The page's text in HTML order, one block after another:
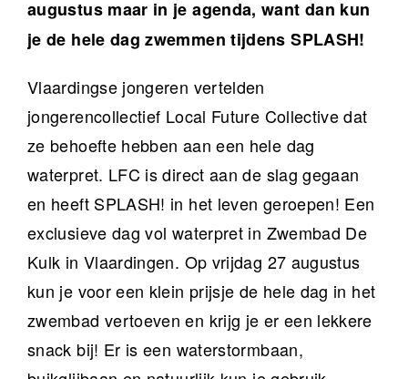
augustus maar in je agenda, want dan kun
je de hele dag zwemmen tijdens SPLASH!
Vlaardingse jongeren vertelden
jongerencollectief Local Future Collective dat
ze behoefte hebben aan een hele dag
waterpret. LFC is direct aan de slag gegaan
en heeft SPLASH! in het leven geroepen! Een
exclusieve dag vol waterpret in Zwembad De
Kulk in Vlaardingen. Op vrijdag 27 augustus
kun je voor een klein prijsje de hele dag in het
zwembad vertoeven en krijg je er een lekkere
snack bij! Er is een waterstormbaan,